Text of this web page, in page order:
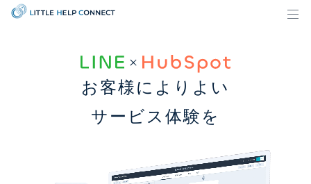
お客様によりよい
サービス体験を